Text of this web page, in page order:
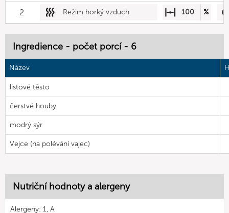
2 Režim horký vzduch 100 %
Ingredience - počet porcí - 6
Název
listové těsto
čerstvé houby
modrý sýr
Vejce (na polévání vajec)
Nutriční hodnoty a alergeny
Alergeny: 1, A